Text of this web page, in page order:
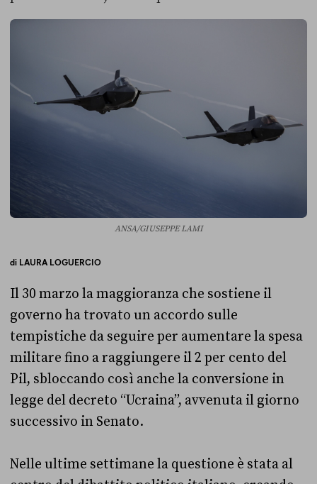
ANSA/GIUSEPPE LAMI
di LAURA LOGUERCIO
Il 30 marzo la maggioranza che sostiene il
governo ha trovato un accordo sulle
tempistiche da seguire per aumentare la spesa
militare fino a raggiungere il 2 per cento del
Pil, sbloccando così anche la conversione in
legge del decreto “Ucraina”, avvenuta il giorno
successivo in Senato.
Nelle ultime settimane la questione è stata al